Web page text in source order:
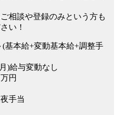
相談や登録のみという方も
い！
(基本給+変動基本給+調整手
)給与変動なし
円
手当